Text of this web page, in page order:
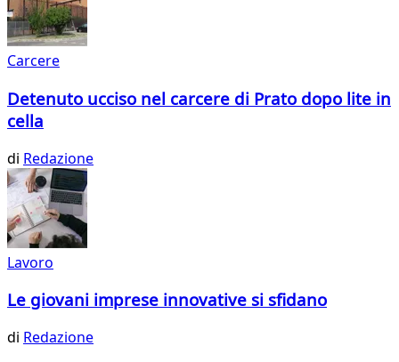
Carcere
Detenuto ucciso nel carcere di Prato dopo lite in
cella
di Redazione
Lavoro
Le giovani imprese innovative si sfidano
di Redazione